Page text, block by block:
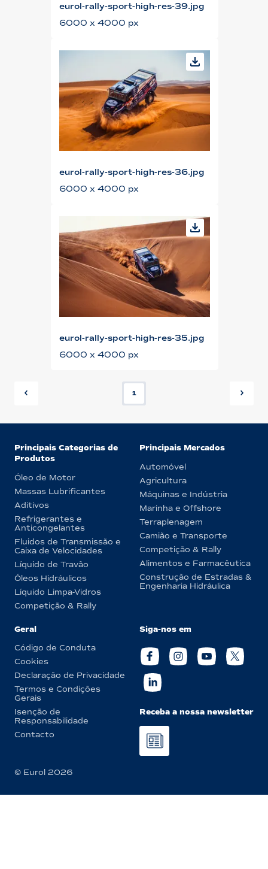
eurol-rally-sport-high-res-39.jpg
6000 x 4000 px
eurol-rally-sport-high-res-36.jpg
6000 x 4000 px
eurol-rally-sport-high-res-35.jpg
6000 x 4000 px
1
Principais Categorias de
Produtos
Óleo de Motor
Massas Lubrificantes
Aditivos
Refrigerantes e
Anticongelantes
Fluidos de Transmissão e
Caixa de Velocidades
Líquido de Travão
Óleos Hidráulicos
Líquido Limpa-Vidros
Competição & Rally
Principais Mercados
Automóvel
Agricultura
Máquinas e Indústria
Marinha e Offshore
Terraplenagem
Camião e Transporte
Competição & Rally
Alimentos e Farmacêutica
Construção de Estradas &
Engenharia Hidráulica
Geral
Código de Conduta
Cookies
Declaração de Privacidade
Termos e Condições
Gerais
Isenção de
Responsabilidade
Contacto
Siga-nos em
Receba a nossa newsletter
© Eurol 2026